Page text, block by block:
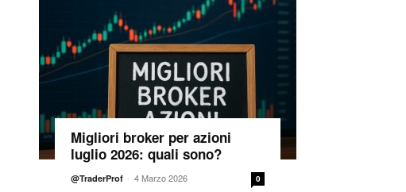
Migliori broker per azioni
luglio 2026: quali sono?
@TraderProf - 4 Marzo 2026 0